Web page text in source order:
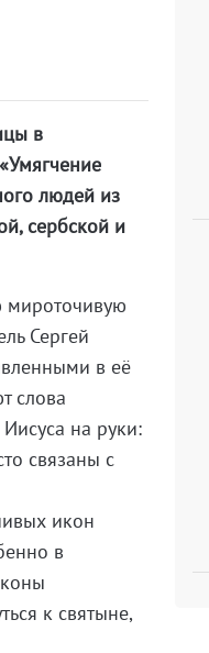
в
людей из
сербской и
мироточивую
Сергей
в её
слова
на руки:
связаны с
икон
в
к святыне,